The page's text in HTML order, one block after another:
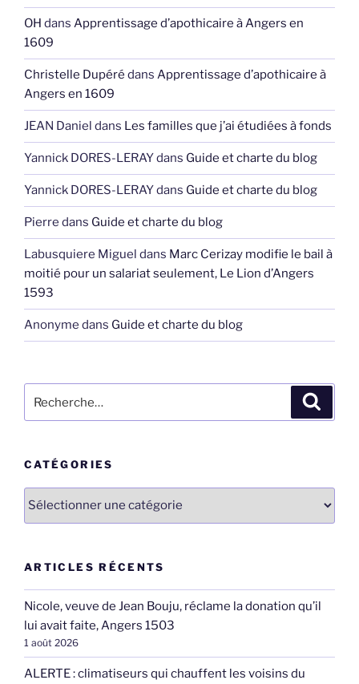
OH dans Apprentissage d’apothicaire à Angers en
1609
Christelle Dupéré dans Apprentissage d’apothicaire à
Angers en 1609
JEAN Daniel dans Les familles que j’ai étudiées à fonds
Yannick DORES-LERAYdans Guide et charte du blog
Yannick DORES-LERAYdans Guide et charte du blog
Pierre dans Guide et charte du blog
Labusquiere Miguel dans Marc Cerizay modifie le bail à
moitié pour un salariat seulement, Le Lion d’Angers
1593
Anonyme dans Guide et charte du blog
pour
CATÉGORIES
Catégories
ARTICLES RÉCENTS
Nicole, veuve de Jean Bouju, réclame la donation qu’il
lui avait faite, Angers 1503
1 août 2026
ALERTE : climatiseurs qui chauffent les voisins du